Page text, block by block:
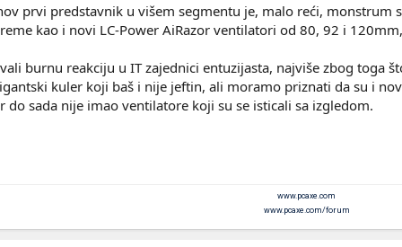
prvi predstavnik u višem segmentu je, malo reći, monstrum
kao i novi LC-Power AiRazor ventilatori od 80, 92 i
burnu reakciju u IT zajednici entuzijasta, najviše zbog toga
kuler koji baš i nije jeftin, ali moramo priznati da su i
do sada nije imao ventilatore koji su se isticali sa izgledom.
www.pcaxe.com
www.pcaxe.com/forum